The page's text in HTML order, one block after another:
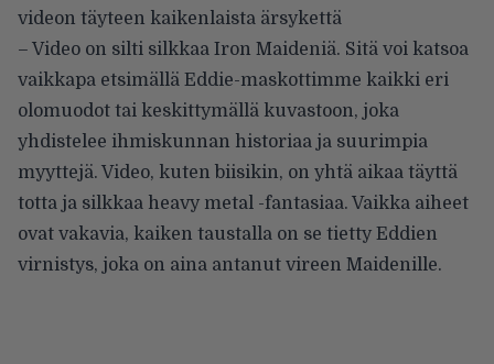
videon täyteen kaikenlaista ärsykettä
– Video on silti silkkaa Iron Maideniä. Sitä voi katsoa
vaikkapa etsimällä Eddie-maskottimme kaikki eri
olomuodot tai keskittymällä kuvastoon, joka
yhdistelee ihmiskunnan historiaa ja suurimpia
myyttejä. Video, kuten biisikin, on yhtä aikaa täyttä
totta ja silkkaa heavy metal -fantasiaa. Vaikka aiheet
ovat vakavia, kaiken taustalla on se tietty Eddien
virnistys, joka on aina antanut vireen Maidenille.